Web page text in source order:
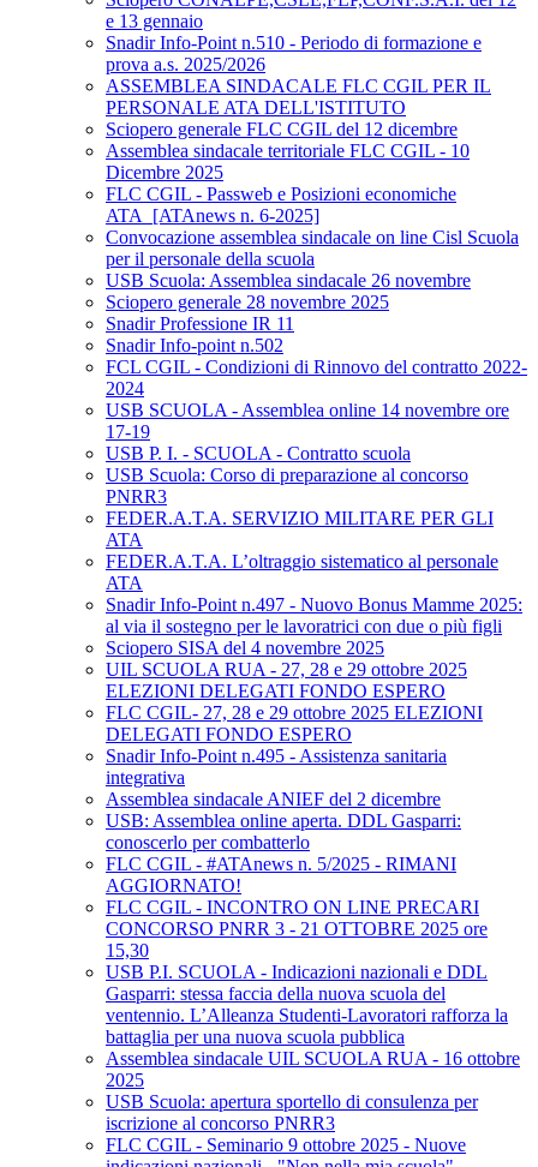
e 13 gennaio
Snadir Info-Point n.510 - Periodo di formazione e
prova a.s. 2025/2026
ASSEMBLEA SINDACALE FLC CGIL PER IL
PERSONALE ATA DELL'ISTITUTO
Sciopero generale FLC CGIL del 12 dicembre
Assemblea sindacale territoriale FLC CGIL - 10
Dicembre 2025
FLC CGIL - Passweb e Posizioni economiche
ATA_[ATAnews n. 6-2025]
Convocazione assemblea sindacale on line Cisl Scuola
per il personale della scuola
USB Scuola: Assemblea sindacale 26 novembre
Sciopero generale 28 novembre 2025
Snadir Professione IR 11
Snadir Info-point n.502
FCL CGIL - Condizioni di Rinnovo del contratto 2022-
2024
USB SCUOLA - Assemblea online 14 novembre ore
17-19
USB P. I. - SCUOLA - Contratto scuola
USB Scuola: Corso di preparazione al concorso
PNRR3
FEDER.A.T.A. SERVIZIO MILITARE PER GLI
ATA
FEDER.A.T.A. L’oltraggio sistematico al personale
ATA
Snadir Info-Point n.497 - Nuovo Bonus Mamme 2025:
al via il sostegno per le lavoratrici con due o più figli
Sciopero SISA del 4 novembre 2025
UIL SCUOLA RUA - 27, 28 e 29 ottobre 2025
ELEZIONI DELEGATI FONDO ESPERO
FLC CGIL- 27, 28 e 29 ottobre 2025 ELEZIONI
DELEGATI FONDO ESPERO
Snadir Info-Point n.495 - Assistenza sanitaria
integrativa
Assemblea sindacale ANIEF del 2 dicembre
USB: Assemblea online aperta. DDL Gasparri:
conoscerlo per combatterlo
FLC CGIL - #ATAnews n. 5/2025 - RIMANI
AGGIORNATO!
FLC CGIL - INCONTRO ON LINE PRECARI
CONCORSO PNRR 3 - 21 OTTOBRE 2025 ore
15,30
USB P.I. SCUOLA - Indicazioni nazionali e DDL
Gasparri: stessa faccia della nuova scuola del
ventennio. L’Alleanza Studenti-Lavoratori rafforza la
battaglia per una nuova scuola pubblica
Assemblea sindacale UIL SCUOLA RUA - 16 ottobre
2025
USB Scuola: apertura sportello di consulenza per
iscrizione al concorso PNRR3
FLC CGIL - Seminario 9 ottobre 2025 - Nuove